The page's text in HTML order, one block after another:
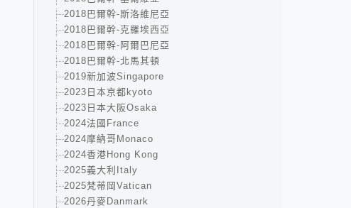
2018巴爾幹-斯洛維尼亞
2018巴爾幹-克羅埃西亞
2018巴爾幹-阿爾巴尼亞
2018巴爾幹-北馬其頓
2019新加波Singapore
2023日本京都kyoto
2023日本大阪Osaka
2024法國France
2024摩納哥Monaco
2024香港Hong Kong
2025義大利Italy
2025梵蒂岡Vatican
2026丹麥Danmark